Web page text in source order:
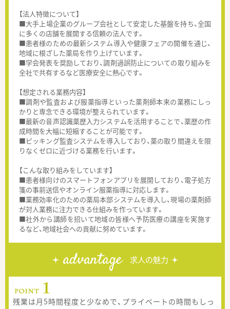
【法人特徴について】
■大手上場企業のグループ会社として安定した基盤を持ち、全国
に多くの店舗を展開する信頼の法人です。
■患者様のための最新システム導入や健康フェアの開催を通じ、
地域に根ざした薬局を作り上げています。
■学会発表を奨励しており、調剤過誤防止についての取り組みを
全社で共有するなど医療安全に熱心です。
【想定される業務内容】
■調剤や監査および服薬指導といった薬剤師本来の業務にしっ
かりと専念できる環境が整えられています。
■最新の音声認識薬歴入力システムを活用することで、薬歴の作
成時間を大幅に短縮することが可能です。
■ピッキング監査システムを導入しており、薬の取り間違えを限
りなくゼロに近づける業務を行います。
【こんな取り組みをしています】
■患者様向けのスマートフォンアプリを展開しており、電子処方
箋の事前送信やオンライン服薬指導に対応します。
■業務効率化のための薬局本部システムを導入し、現場の薬剤師
が対人業務に注力できる仕組みを作っています。
■社外から講師を招いて地域の皆様へ予防医療の講座を実施す
るなど、地域社会への貢献に努めています。
advantage 求人の魅力
残業は月5時間程度と少なめで、プライベートの時間もしっ